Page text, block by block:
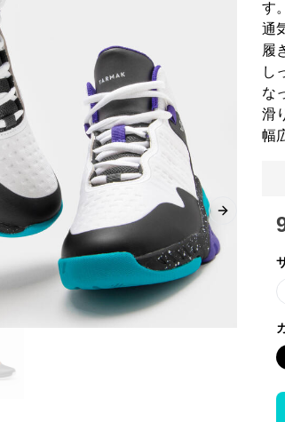
Next slide
す。
通
履
し
な
滑
幅